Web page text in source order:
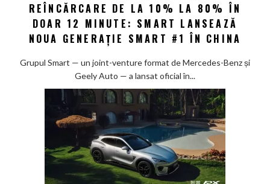
Reîncărcare
de
la
la
doar
12
minute:
lansează
noua
generație
REÎNCĂRCARE DE LA 10% LA 80% ÎN
DOAR 12 MINUTE: SMART LANSEAZĂ
NOUA GENERAȚIE SMART #1 ÎN CHINA
Grupul Smart — un joint-venture format de Mercedes-Benz și
Geely Auto — a lansat oficial în...